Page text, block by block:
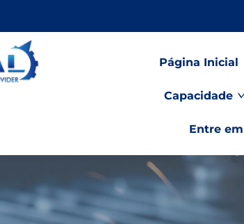
Página Inicial
Capacidade
Entre